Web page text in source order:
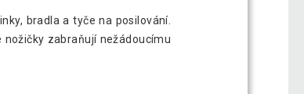
bradla a tyče na posilování.
zabraňují nežádoucímu